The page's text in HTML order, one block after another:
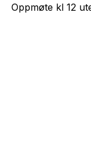
Oppmøte kl 12